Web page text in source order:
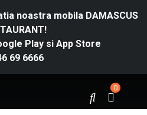
noastra mobila DAMASCUS
Playsi App Store
69 6666
0